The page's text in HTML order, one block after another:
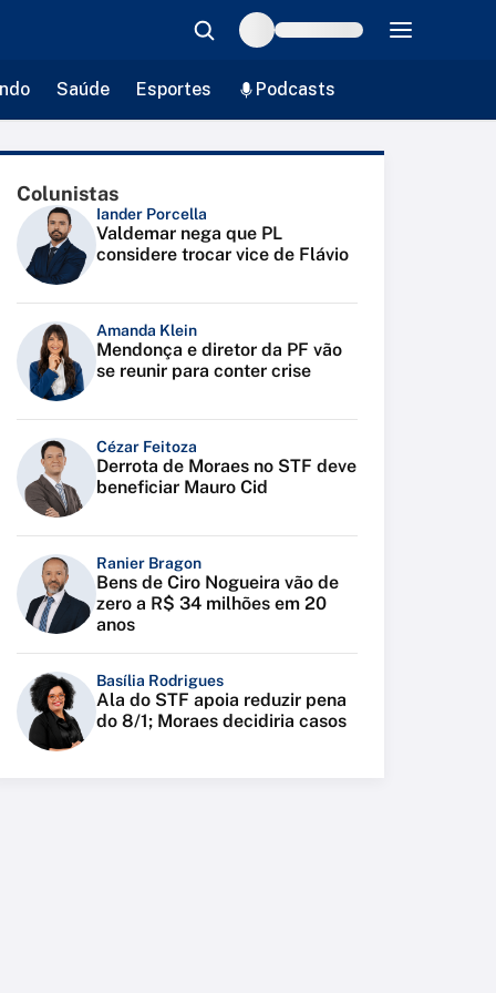
Saúde Esportes Podcasts
Colunistas
Iander Porcella
Valdemar nega que PL
considere trocar vice de Flávio
Amanda Klein
Mendonça e diretor da PF vão
se reunir para conter crise
Cézar Feitoza
Derrota de Moraes no STF deve
beneficiar Mauro Cid
Ranier Bragon
Bens de Ciro Nogueira vão de
zero a R$ 34 milhões em 20
anos
Basília Rodrigues
Ala do STF apoia reduzir pena
do 8/1; Moraes decidiria casos